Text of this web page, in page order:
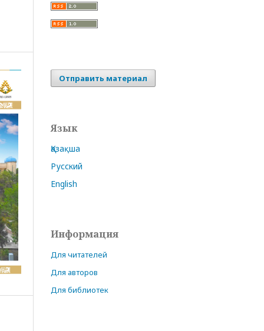
Отправить материал
Язык
Қазақша
Русский
English
Информация
Для читателей
Для авторов
Для библиотек